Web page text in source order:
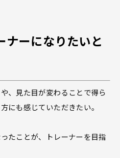
ナーになりたいと
、見た目が変わることで得ら
にも感じていただきたい。
たことが、トレーナーを目指